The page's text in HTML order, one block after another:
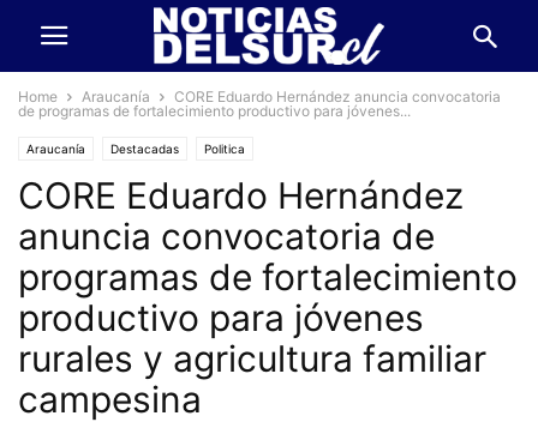
Home Araucanía
CORE Eduardo Hernández anuncia convocatoria
de programas de fortalecimiento productivo para jóvenes...
Araucanía Destacadas Politica
CORE Eduardo Hernández
anuncia convocatoria de
programas de fortalecimiento
productivo para jóvenes
rurales y agricultura familiar
campesina